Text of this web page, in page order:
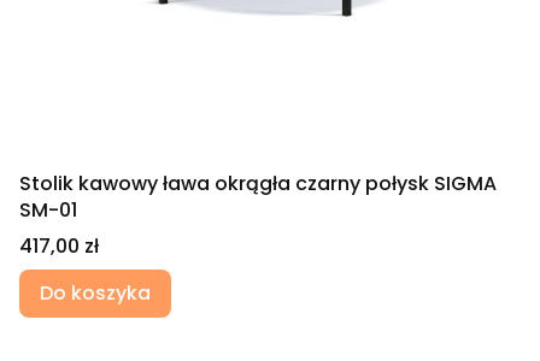
Stolik kawowy ława okrągła czarny połysk SIGMA
SM-01
Cena
417,00 zł
Do koszyka